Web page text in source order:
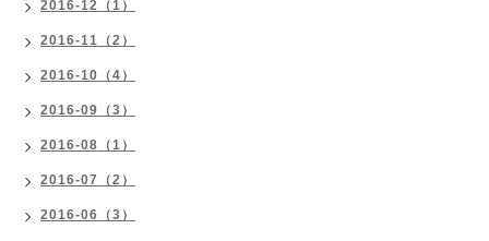
2016-12（1）
2016-11（2）
2016-10（4）
2016-09（3）
2016-08（1）
2016-07（2）
2016-06（3）